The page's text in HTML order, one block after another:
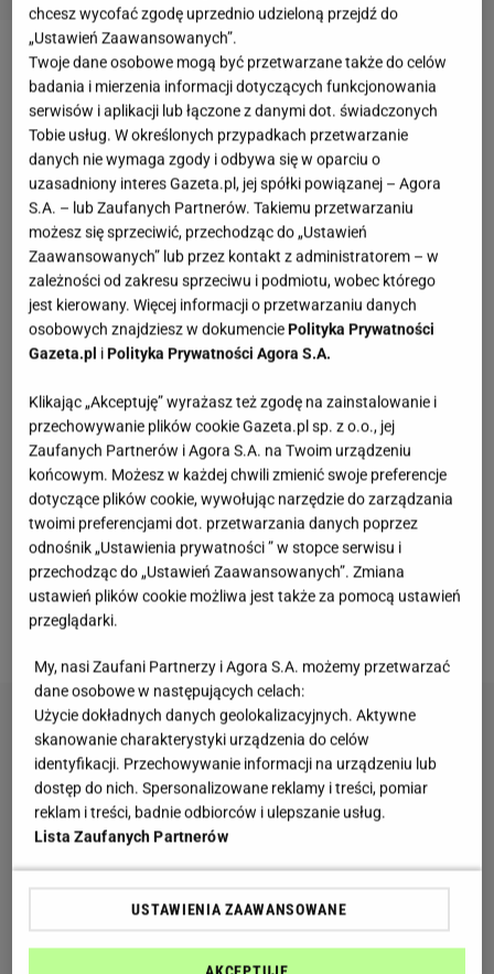
Zobacz wideo
Placki z ciecierzycy - składniki:
500 g ciecierzycy (ugotowanej lub z puszki)
2 jajka
50 g mąki pszennej
100 g sera feta
3 łyżki posiekanej natki pietruszki
3 łyżki posiekanego koperku
sól
pieprz
Dodatkowo:
chcesz wycofać zgodę uprzednio udzieloną przejdź do
„Ustawień Zaawansowanych”.
Twoje dane osobowe mogą być przetwarzane także do celów
badania i mierzenia informacji dotyczących funkcjonowania
serwisów i aplikacji lub łączone z danymi dot. świadczonych
Tobie usług. W określonych przypadkach przetwarzanie
danych nie wymaga zgody i odbywa się w oparciu o
uzasadniony interes Gazeta.pl, jej spółki powiązanej – Agora
S.A. – lub Zaufanych Partnerów. Takiemu przetwarzaniu
możesz się sprzeciwić, przechodząc do „Ustawień
Zaawansowanych” lub przez kontakt z administratorem – w
zależności od zakresu sprzeciwu i podmiotu, wobec którego
jest kierowany. Więcej informacji o przetwarzaniu danych
osobowych znajdziesz w dokumenciePolityka Prywatności
Gazeta.pl iPolityka Prywatności Agora S.A.
Klikając „Akceptuję” wyrażasz też zgodę na zainstalowanie i
przechowywanie plików cookie Gazeta.pl sp. z o.o., jej
Zaufanych Partnerów i Agora S.A. na Twoim urządzeniu
końcowym. Możesz w każdej chwili zmienić swoje preferencje
dotyczące plików cookie, wywołując narzędzie do zarządzania
twoimi preferencjami dot. przetwarzania danych poprzez
odnośnik „Ustawienia prywatności ” w stopce serwisu i
przechodząc do „Ustawień Zaawansowanych”. Zmiana
ustawień plików cookie możliwa jest także za pomocą ustawień
przeglądarki.
My, nasi Zaufani Partnerzy i Agora S.A. możemy przetwarzać
dane osobowe w następujących celach:
Użycie dokładnych danych geolokalizacyjnych. Aktywne
skanowanie charakterystyki urządzenia do celów
identyfikacji. Przechowywanie informacji na urządzeniu lub
dostęp do nich. Spersonalizowane reklamy i treści, pomiar
reklam i treści, badnie odbiorców i ulepszanie usług.
Lista Zaufanych Partnerów
USTAWIENIA ZAAWANSOWANE